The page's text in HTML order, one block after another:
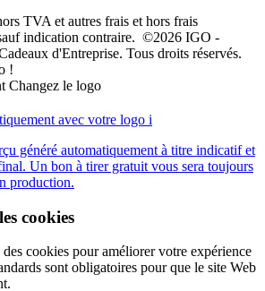
TVA et autres frais et hors frais
indication contraire. ©2026 IGO -
d'Entreprise. Tous droits réservés.
!
Changez le logo
avec votre logo i
généré automatiquement à titre indicatif et
Un bon à tirer gratuit vous sera toujours
production.
cookies
cookies pour améliorer votre expérience
sont obligatoires pour que le site Web